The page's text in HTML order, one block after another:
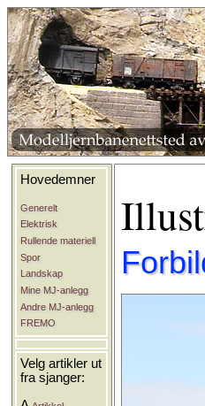
Hovedemner
Generelt
Elektrisk
Rullende materiell
Spor
Landskap
Mine MJ-anlegg
Andre MJ-anlegg
FREMO
Velg artikler ut
fra sjanger: